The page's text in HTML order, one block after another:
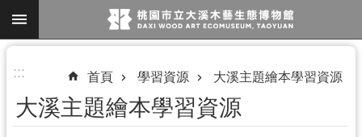
跳到主要內容區塊
搜
尋
::: 首頁 學習資源 大溪主題繪本學習資源
大溪主題繪本學習資源